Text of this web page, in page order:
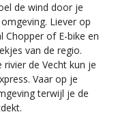
de wind door je
Liever op
Chopper of E-bike en
van de regio.
de Vecht kun je
Vaar op je
terwijl je de